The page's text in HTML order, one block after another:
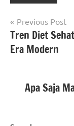
Post
navigation
Previous Post
Tren Diet
Era Modern
Apa Saja